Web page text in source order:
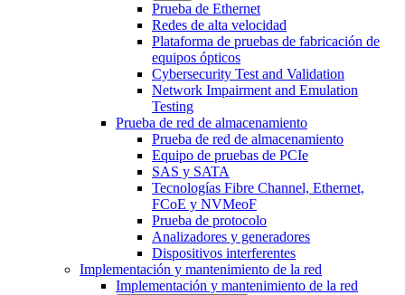
Prueba de Ethernet
Redes de alta velocidad
Plataforma de pruebas de fabricación de
equipos ópticos
Cybersecurity Test and Validation
Network Impairment and Emulation
Testing
Prueba de red de almacenamiento
Prueba de red de almacenamiento
Equipo de pruebas de PCIe
SAS y SATA
Tecnologías Fibre Channel, Ethernet,
FCoE y NVMeoF
Prueba de protocolo
Analizadores y generadores
Dispositivos interferentes
Implementación y mantenimiento de la red
Implementación y mantenimiento de la red